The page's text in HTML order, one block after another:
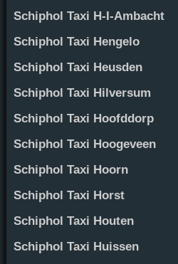
Schiphol Taxi H-I-Ambacht
Schiphol Taxi Hengelo
Schiphol Taxi Heusden
Schiphol Taxi Hilversum
Schiphol Taxi Hoofddorp
Schiphol Taxi Hoogeveen
Schiphol Taxi Hoorn
Schiphol Taxi Horst
Schiphol Taxi Houten
Schiphol Taxi Huissen